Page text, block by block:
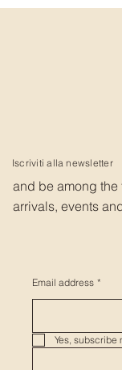
Iscriviti alla newsletter
and be among the
arrivals, events
Email address *
Yes, subscribe